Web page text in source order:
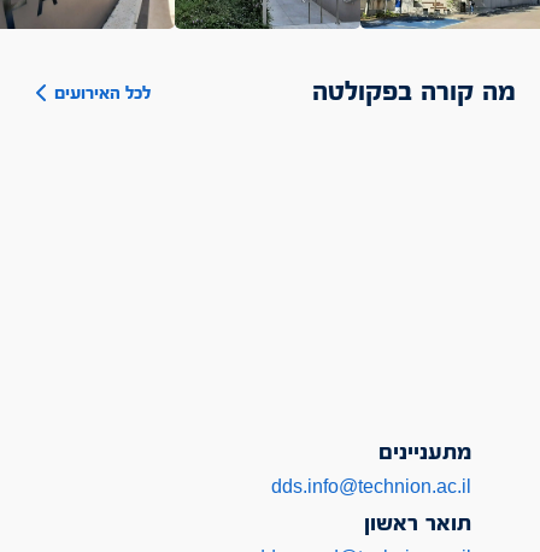
מה קורה בפקולטה לכל האירועים
מתעניינים
dds.info@technion.ac.il
תואר ראשון